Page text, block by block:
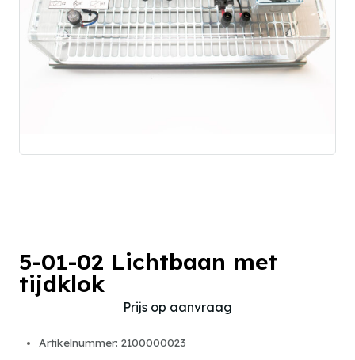
5-01-02 Lichtbaan met
tijdklok
Prijs op aanvraag
Artikelnummer: 2100000023